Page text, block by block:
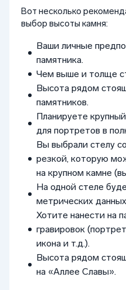
Вот несколько
выбор высоты камня:
Ваши личные
памятника.
Чем выше и толще
Высота рядом
памятников.
Планируете
для портретов в
Вы выбрали стелу
резкой, которую
на крупном камне
На одной стеле
метрических
Хотите нанести на
гравировок
икона и т.д.).
Высота рядом
на «Аллее Славы».